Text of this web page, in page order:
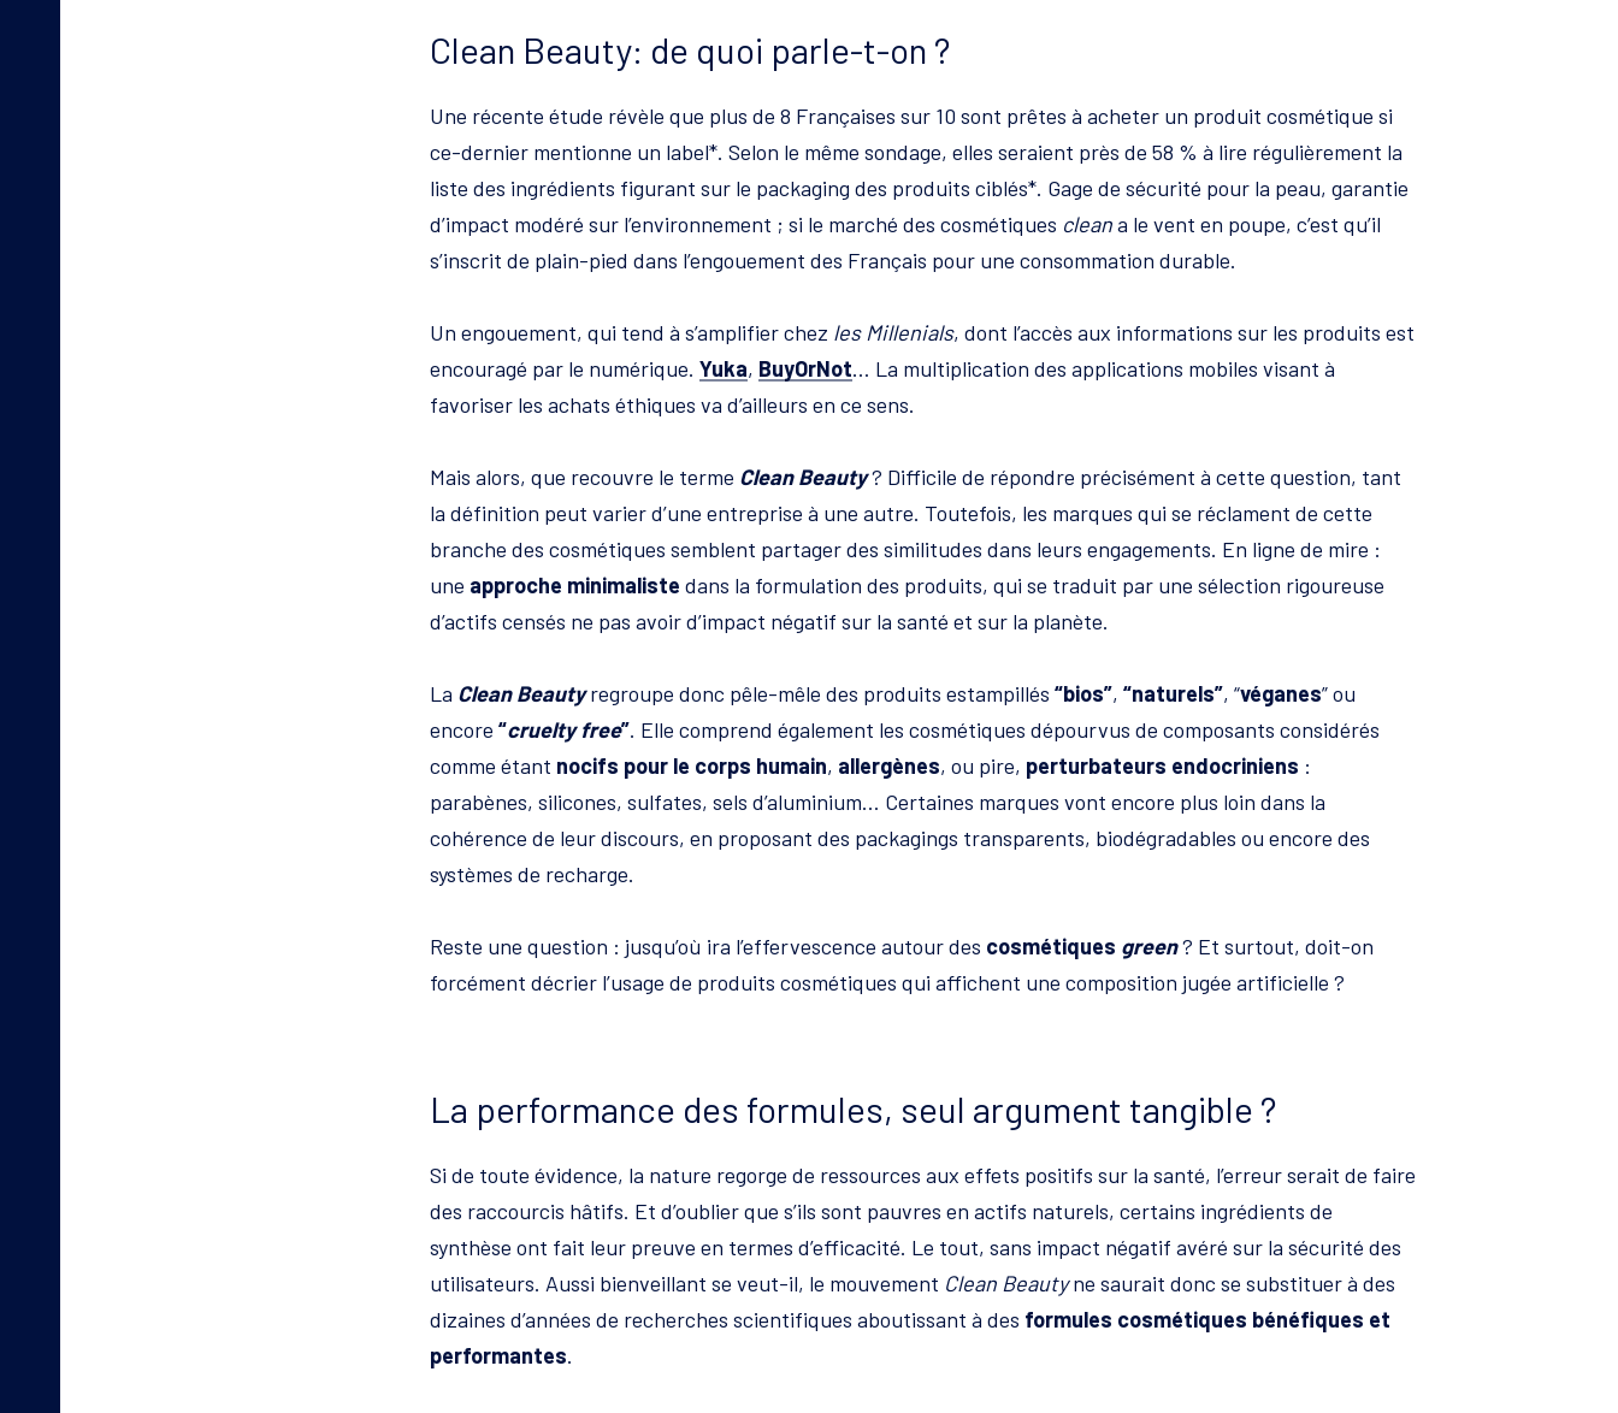
Clean Beauty: de quoi parle-t-on ?
Une récente étude révèle que plus de 8 Françaises sur 10 sont prêtes à acheter un produit cosmétique si
ce-dernier mentionne un label*. Selon le même sondage, elles seraient près de 58 % à lire régulièrement la
liste des ingrédients figurant sur le packaging des produits ciblés*. Gage de sécurité pour la peau, garantie
d’impact modéré sur l’environnement ; si le marché des cosmétiques cleana le vent en poupe, c’est qu’il
s’inscrit de plain-pied dans l’engouement des Français pour une consommation durable.
Un engouement, qui tend à s’amplifier chez les Millenials, dont l’accès aux informations sur les produits est
encouragé par le numérique. Yuka, BuyOrNot… La multiplication des applications mobiles visant à
favoriser les achats éthiques va d’ailleurs en ce sens.
Mais alors, que recouvre le terme Clean Beauty? Difficile de répondre précisément à cette question, tant
la définition peut varier d’une entreprise à une autre. Toutefois, les marques qui se réclament de cette
branche des cosmétiques semblent partager des similitudes dans leurs engagements. En ligne de mire :
une approche minimaliste dans la formulation des produits, qui se traduit par une sélection rigoureuse
d’actifs censés ne pas avoir d’impact négatif sur la santé et sur la planète.
La Clean Beauty regroupe donc pêle-mêle des produits estampillés “bios”, “naturels”, “véganes” ou
encore “cruelty free”. Elle comprend également les cosmétiques dépourvus de composants considérés
comme étant nocifs pour le corps humain, allergènes, ou pire, perturbateurs endocriniens :
parabènes, silicones, sulfates, sels d’aluminium… Certaines marques vont encore plus loin dans la
cohérence de leur discours, en proposant des packagings transparents, biodégradables ou encore des
systèmes de recharge.
Reste une question : jusqu’où ira l’effervescence autour des cosmétiques green? Et surtout, doit-on
forcément décrier l’usage de produits cosmétiques qui affichent une composition jugée artificielle ?
La performance des formules, seul argument tangible ?
Si de toute évidence, la nature regorge de ressources aux effets positifs sur la santé, l’erreur serait de faire
des raccourcis hâtifs. Et d’oublier que s’ils sont pauvres en actifs naturels, certains ingrédients de
synthèse ont fait leur preuve en termes d’efficacité. Le tout, sans impact négatif avéré sur la sécurité des
utilisateurs. Aussi bienveillant se veut-il, le mouvement Clean Beautyne saurait donc se substituer à des
dizaines d’années de recherches scientifiques aboutissant à des formules cosmétiques bénéfiques et
performantes.